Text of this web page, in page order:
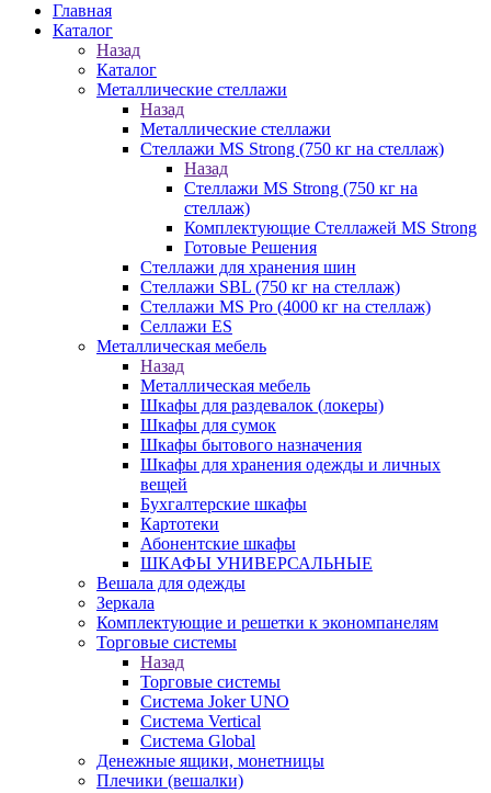
Главная
Каталог
Назад
Каталог
Металлические стеллажи
Назад
Металлические стеллажи
Стеллажи MS Strong (750 кг на стеллаж)
Назад
Стеллажи MS Strong (750 кг на
стеллаж)
Комплектующие Стеллажей MS Strong
Готовые Решения
Стеллажи для хранения шин
Стеллажи SBL (750 кг на стеллаж)
Стеллажи MS Pro (4000 кг на стеллаж)
Селлажи ES
Металлическая мебель
Назад
Металлическая мебель
Шкафы для раздевалок (локеры)
Шкафы для сумок
Шкафы бытового назначения
Шкафы для хранения одежды и личных
вещей
Бухгалтерские шкафы
Картотеки
Абонентские шкафы
ШКАФЫ УНИВЕРСАЛЬНЫЕ
Вешала для одежды
Зеркала
Комплектующие и решетки к экономпанелям
Торговые системы
Назад
Торговые системы
Система Joker UNO
Система Vertical
Система Global
Денежные ящики, монетницы
Плечики (вешалки)